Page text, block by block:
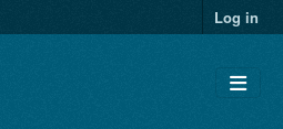
Log in